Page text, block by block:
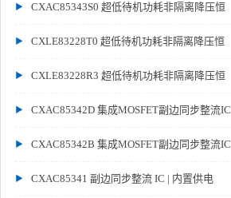
CXAC85343S0 超低待机功耗非隔离降压恒
CXLE83228T0 超低待机功耗非隔离降压恒
CXLE83228R3 超低待机功耗非隔离降压恒
CXAC85342D 集成MOSFET副边同步整流IC
CXAC85342B 集成MOSFET副边同步整流IC
CXAC85341 副边同步整流 IC | 内置供电